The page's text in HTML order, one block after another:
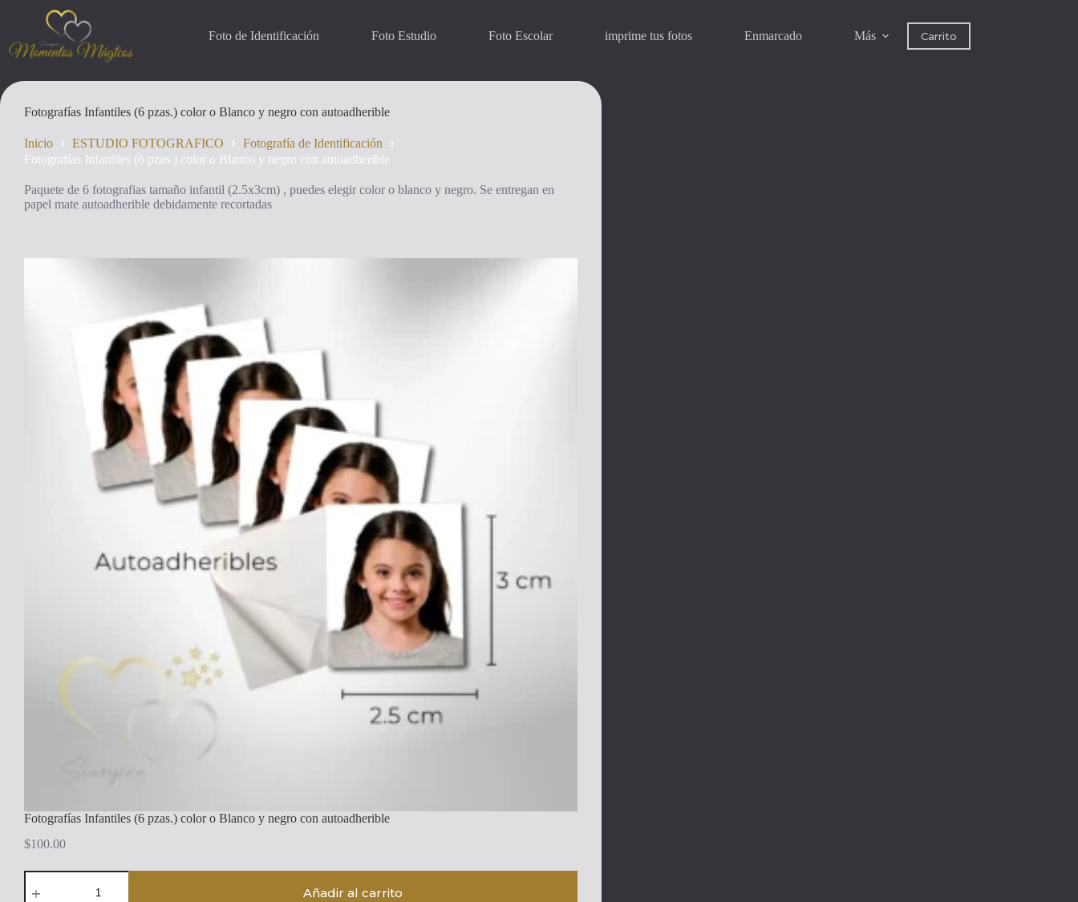
Foto de Identificación Foto Estudio Foto Escolar imprime tus fotos Enmarcado Más Carrito
Fotografías Infantiles (6 pzas.) color o Blanco y negro con autoadherible
Inicio ESTUDIO FOTOGRAFICO
Fotografía de Identificación
Fotografías Infantiles (6 pzas.) color o Blanco y negro con autoadherible
Paquete de 6 fotografias tamaño infantil (2.5x3cm) , puedes elegir color o blanco y negro. Se entregan en
papel mate autoadherible debidamente recortadas
Fotografías Infantiles (6 pzas.) color o Blanco y negro con autoadherible
$100.00
Fotografías
Infantiles
Añadir al carrito